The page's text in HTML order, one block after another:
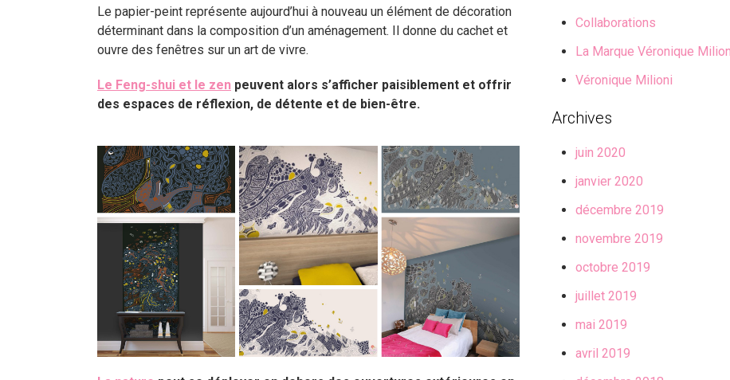
Le papier-peint représente aujourd’hui à nouveau un élément de décoration
déterminant dans la composition d’un aménagement. Il donne du cachet et
ouvre des fenêtres sur un art de vivre.
Le Feng-shui et le zen peuvent alors s’afficher paisiblement et offrir
des espaces de réflexion, de détente et de bien-être.
Collaborations
La Marque Véronique
Véronique Milioni
Archives
juin 2020
janvier 2020
décembre 2019
novembre 2019
octobre 2019
juillet 2019
mai 2019
avril 2019